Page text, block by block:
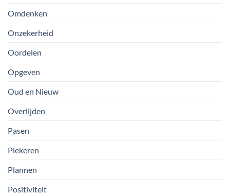
Omdenken
Onzekerheid
Oordelen
Opgeven
Oud en Nieuw
Overlijden
Pasen
Piekeren
Plannen
Positiviteit